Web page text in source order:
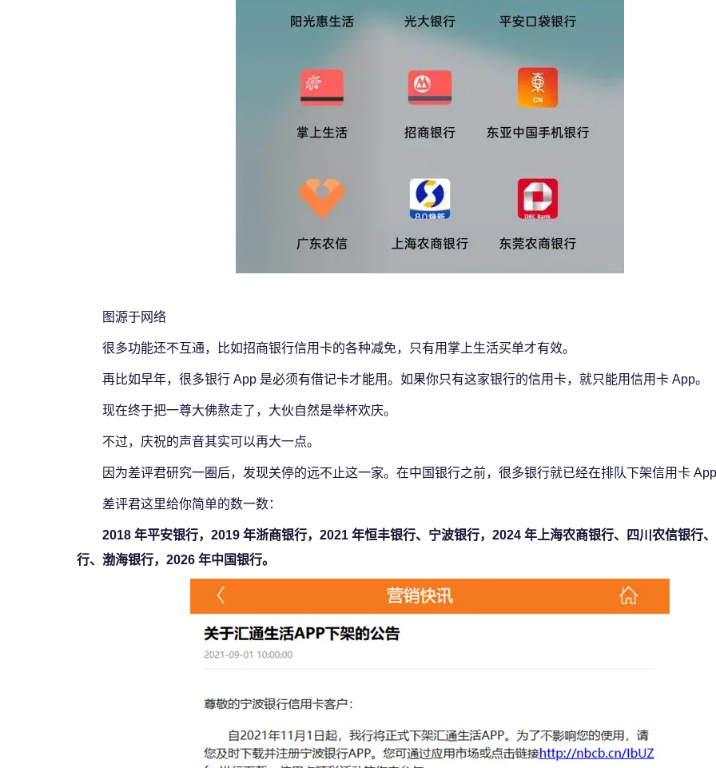
图源于网络
很多功能还不互通，比如招商银行信用卡的各种减免，只有用掌上生活买单才有效。
再比如早年，很多银行 App 是必须有借记卡才能用。如果你只有这家银行的信用卡，就只能用信用卡 App。
现在终于把一尊大佛熬走了，大伙自然是举杯欢庆。
不过，庆祝的声音其实可以再大一点。
因为差评君研究一圈后，发现关停的远不止这一家。在中国银行之前，很多银行就已经在排队下架信用卡
差评君这里给你简单的数一数：
2018 年平安银行，2019 年浙商银行，2021 年恒丰银行、宁波银行，2024 年上海农商银行、四川农信银行
行、渤海银行，2026 年中国银行。